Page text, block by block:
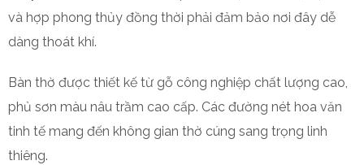
và hợp phong thủy đồng thời phải đảm bảo nơi đây dễ
dàng thoát khí.
Bàn thờ được thiết kế từ gỗ công nghiệp chất lượng cao,
phủ sơn màu nâu trầm cao cấp. Các đường nét hoa văn
tinh tế mang đến không gian thờ cúng sang trọng linh
thiêng.